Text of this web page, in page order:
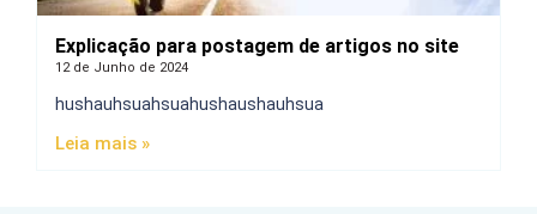
Explicação para postagem de artigos no site
12 de Junho de 2024
hushauhsuahsuahushaushauhsua
Leia mais »